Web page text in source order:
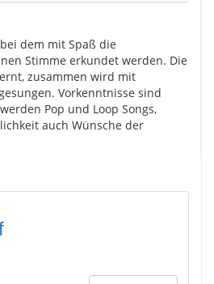
dem mit Spaß die
Stimme erkundet werden. Die
zusammen wird mit
Vorkenntnisse sind
Pop und Loop Songs,
auch Wünsche der